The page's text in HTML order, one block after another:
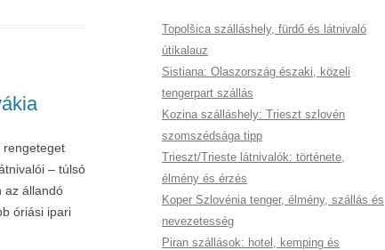
rengeteget
– túlsó
az állandó
óriási ipari
Topolšica szálláshely, fürdő és látnivaló
útikalauz
Sistiana: Olaszország északi, közeli
tengerpart szállás
Kozina szálláshely: Trieszt szlovén
szomszédsága tipp
Trieszt/Trieste látnivalók: története,
élmény és érzés
Koper Szlovénia tenger, élmény, szállás és
nevezetesség
Piran szállások: hotel, kemping és